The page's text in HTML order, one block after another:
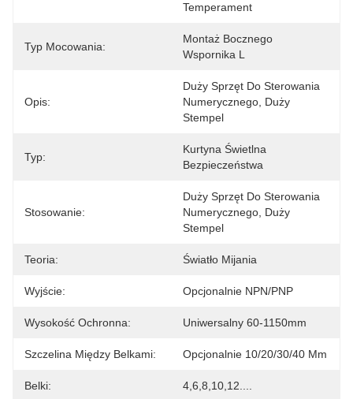
Temperament
Typ Mocowania:
Montaż Bocznego
Wspornika L
Opis:
Duży Sprzęt Do Sterowania
Numerycznego, Duży
Stempel
Typ:
Kurtyna Świetlna
Bezpieczeństwa
Stosowanie:
Duży Sprzęt Do Sterowania
Numerycznego, Duży
Stempel
Teoria: Światło Mijania
Wyjście: Opcjonalnie NPN/PNP
Wysokość Ochronna: Uniwersalny 60-1150mm
Szczelina Między Belkami: Opcjonalnie 10/20/30/40 Mm
Belki: 4,6,8,10,12....